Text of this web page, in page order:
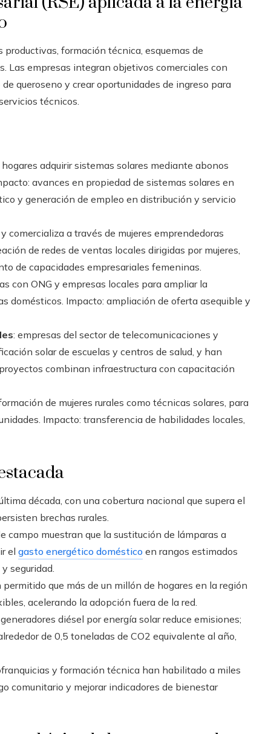
formación técnica, esquemas de
empresas integran objetivos comerciales con
queroseno y crear oportunidades de ingreso para
técnicos.
adquirir sistemas solares mediante abonos
avances en propiedad de sistemas solares en
y generación de empleo en distribución y servicio
comercializa a través de mujeres emprendedoras
de redes de ventas locales dirigidas por mujeres,
de capacidades empresariales femeninas.
con ONG y empresas locales para ampliar la
domésticos. Impacto: ampliación de oferta asequible y
: empresas del sector de telecomunicaciones y
solar de escuelas y centros de salud, y han
combinan infraestructura con capacitación
de mujeres rurales como técnicas solares, para
Impacto: transferencia de habilidades locales,
década, con una cobertura nacional que supera el
brechas rurales.
campo muestran que la sustitución de lámparas a
el gasto energético doméstico en rangos estimados
seguridad.
que más de un millón de hogares en la región
acelerando la adopción fuera de la red.
diésel por energía solar reduce emisiones;
de 0,5 toneladas de CO2 equivalente al año,
y formación técnica han habilitado a miles
comunitario y mejorar indicadores de bienestar